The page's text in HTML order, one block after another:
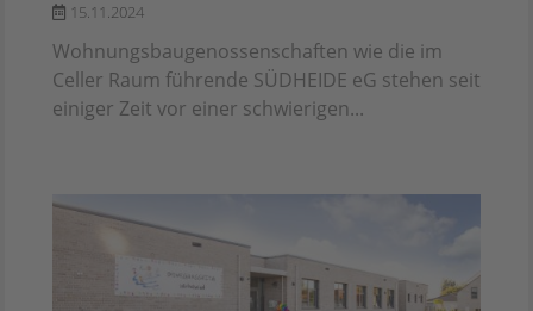
15.11.2024
Wohnungsbaugenossenschaften wie die im
Celler Raum führende SÜDHEIDE eG stehen seit
einiger Zeit vor einer schwierigen...